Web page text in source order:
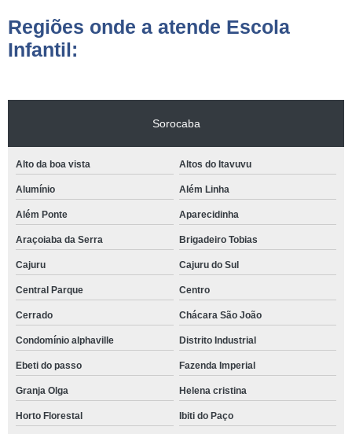
Regiões onde a atende Escola
Infantil:
Sorocaba
Alto da boa vista Altos do Itavuvu
Alumínio Além Linha
Além Ponte Aparecidinha
Araçoiaba da Serra Brigadeiro Tobias
Cajuru Cajuru do Sul
Central Parque Centro
Cerrado Chácara São João
Condomínio alphaville Distrito Industrial
Ebeti do passo Fazenda Imperial
Granja Olga Helena cristina
Horto Florestal Ibiti do Paço